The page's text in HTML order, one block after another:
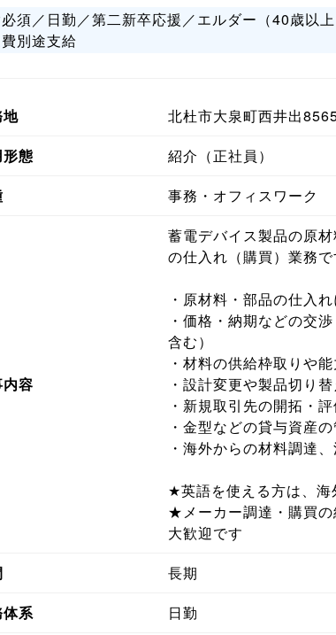
須／日勤／第二新卒応援／エルダー（40歳以
別途支給
北杜市大泉町西井出
態
紹介（正社員）
事務・オフィスワーク
容
蓄電デバイス製品の原
の仕入れ（購買）業務で
・原材料・部品の仕入
・価格・納期などの交
含む）
・材料の供給枠取りや
・設計変更や製品切り
・新規取引先の開拓・
・金型などの貸与資産
・海外からの材料調達
★英語を使える方は、海
★メーカー調達・購買の
大歓迎です
長期
系
日勤